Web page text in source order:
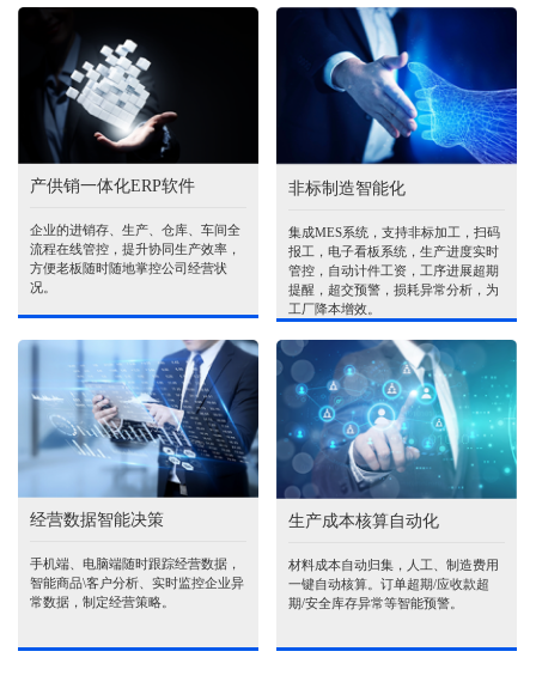
产供销一体化ERP软件
企业的进销存、生产、仓库、车间全
流程在线管控，提升协同生产效率，
方便老板随时随地掌控公司经营状
况。
非标制造智能化
集成MES系统，支持非标加工，扫码
报工，电子看板系统，生产进度实时
管控，自动计件工资，工序进展超期
提醒，超交预警，损耗异常分析，为
工厂降本增效。
经营数据智能决策
手机端、电脑端随时跟踪经营数据，
智能商品\客户分析、实时监控企业异
常数据，制定经营策略。
生产成本核算自动化
材料成本自动归集，人工、制造费用
一键自动核算。订单超期/应收款超
期/安全库存异常等智能预警。